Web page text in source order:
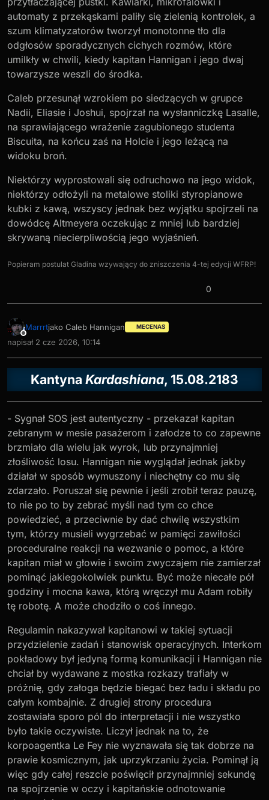
automaty z przekąskami paliły się zielenią kontrolek, a
szum klimatyzatorów tworzył monotonne tło dla
odgłosów sporadycznych cichych rozmów, które
umilkły w chwili, kiedy kapitan Hannigan i jego dwaj
towarzysze weszli do środka.
Caleb przesunął wzrokiem po siedzących w grupce
Nadii, Eliasie i Joshui, spojrzał na wysłanniczkę Lasalle,
na sprawiającego wrażenie zagubionego studenta
Biscuita, na końcu zaś na Holcie i jego leżącą na
widoku broń.
Niektórzy wyprostowali się odruchowo na jego widok,
niektórzy odłożyli na metalowe stoliki styropianowe
kubki z kawą, wszyscy jednak bez wyjątku spojrzeli na
dowódcę Altmeyera oczekując z mniej lub bardziej
skrywaną niecierpliwością jego wyjaśnień.
Popieram postulat Gladina wzywający do zniszczenia 4-tej edycji WFRP!
0
Niedostępny
Marrrtjako Caleb Hannigan MECENAS
napisał 2 cze 2026, 10:14
ostatnio edytowany przez Marrrt
Kantyna Kardashiana, 15.08.2183
- Sygnał SOS jest autentyczny - przekazał kapitan
zebranym w mesie pasażerom i załodze to co zapewne
brzmiało dla wielu jak wyrok, lub przynajmniej
złośliwość losu. Hannigan nie wyglądał jednak jakby
działał w sposób wymuszony i niechętny co mu się
zdarzało. Poruszał się pewnie i jeśli zrobił teraz pauzę,
to nie po to by zebrać myśli nad tym co chce
powiedzieć, a przeciwnie by dać chwilę wszystkim
tym, którzy musieli wygrzebać w pamięci zawiłości
proceduralne reakcji na wezwanie o pomoc, a które
kapitan miał w głowie i swoim zwyczajem nie zamierzał
pominąć jakiegokolwiek punktu. Być może niecałe pół
godziny i mocna kawa, którą wręczył mu Adam robiły
tę robotę. A może chodziło o coś innego.
Regulamin nakazywał kapitanowi w takiej sytuacji
przydzielenie zadań i stanowisk operacyjnych. Interkom
pokładowy był jedyną formą komunikacji i Hannigan nie
chciał by wydawane z mostka rozkazy trafiały w
próżnię, gdy załoga będzie biegać bez ładu i składu po
całym kombajnie. Z drugiej strony procedura
zostawiała sporo pól do interpretacji i nie wszystko
było takie oczywiste. Liczył jednak na to, że
korpoagentka Le Fey nie wyznawała się tak dobrze na
prawie kosmicznym, jak uprzykrzaniu życia. Pominął ją
więc gdy całej reszcie poświęcił przynajmniej sekundę
na spojrzenie w oczy i kapitańskie odnotowanie